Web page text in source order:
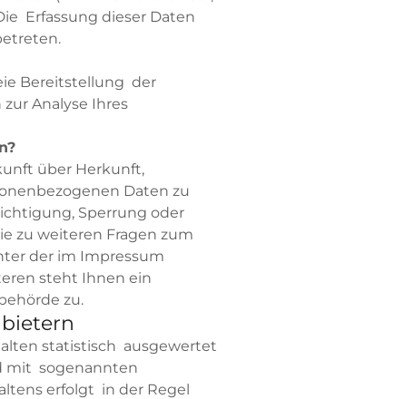
Erfassung dieser Daten
Bereitstellung der
Analyse Ihres
über Herkunft,
Daten zu
Sperrung oder
zu weiteren Fragen zum
der im Impressum
steht Ihnen ein
zu.
statistisch ausgewertet
mit sogenannten
erfolgt in der Regel